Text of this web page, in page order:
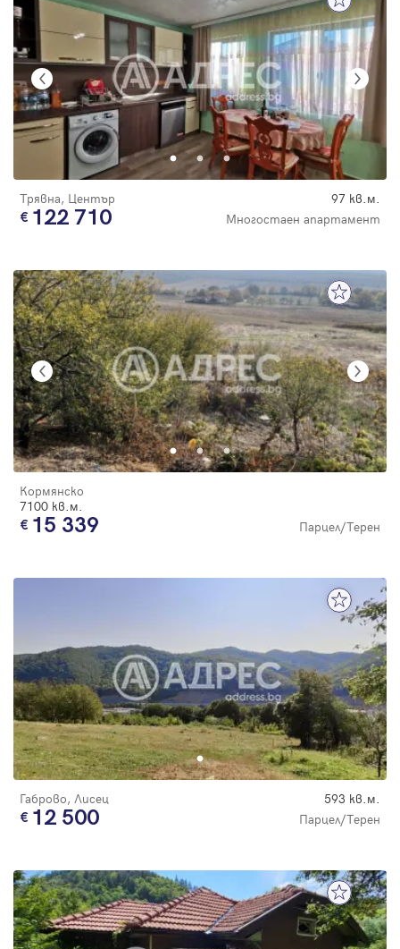
Трявна, Център 97 кв.м.
122 710 Многостаен апартамент
Кормянско
7100 кв.м.
15 339 Парцел/Терен
Габрово, Лисец 593 кв.м.
12 500 Парцел/Терен